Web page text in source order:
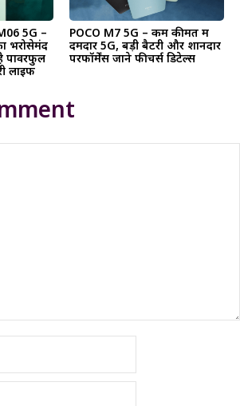
5G –
भरोसेमंद
पावरफुल
लाइफ
POCO M7 5G – कम कीमत में
दमदार 5G, बड़ी बैटरी और शानदार
परफॉर्मेंस जाने फीचर्स डिटेल्स